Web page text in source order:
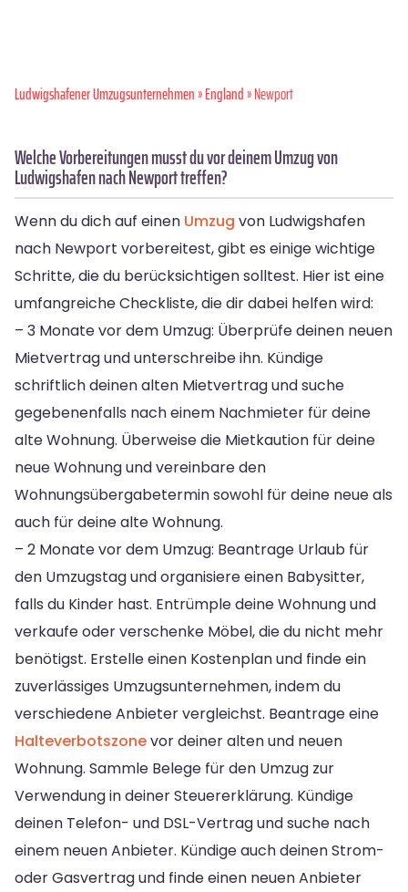
Ludwigshafener Umzugsunternehmen»England» Newport
Welche Vorbereitungen musst du vor deinem Umzug von
Ludwigshafen nach Newport treffen?
Wenn du dich auf einen Umzug von Ludwigshafen
nach Newport vorbereitest, gibt es einige wichtige
Schritte, die du berücksichtigen solltest. Hier ist eine
umfangreiche Checkliste, die dir dabei helfen wird:
– 3 Monate vor dem Umzug: Überprüfe deinen neuen
Mietvertrag und unterschreibe ihn. Kündige
schriftlich deinen alten Mietvertrag und suche
gegebenenfalls nach einem Nachmieter für deine
alte Wohnung. Überweise die Mietkaution für deine
neue Wohnung und vereinbare den
Wohnungsübergabetermin sowohl für deine neue als
auch für deine alte Wohnung.
– 2 Monate vor dem Umzug: Beantrage Urlaub für
den Umzugstag und organisiere einen Babysitter,
falls du Kinder hast. Entrümple deine Wohnung und
verkaufe oder verschenke Möbel, die du nicht mehr
benötigst. Erstelle einen Kostenplan und finde ein
zuverlässiges Umzugsunternehmen, indem du
verschiedene Anbieter vergleichst. Beantrage eine
Halteverbotszonevor deiner alten und neuen
Wohnung. Sammle Belege für den Umzug zur
Verwendung in deiner Steuererklärung. Kündige
deinen Telefon- und DSL-Vertrag und suche nach
einem neuen Anbieter. Kündige auch deinen Strom-
oder Gasvertrag und finde einen neuen Anbieter